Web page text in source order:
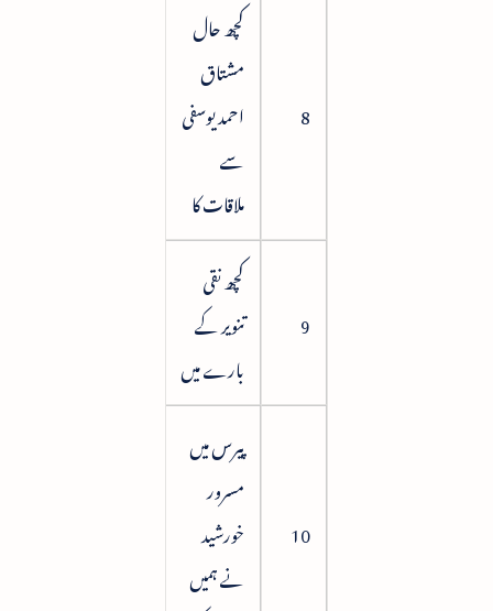
8
کچھ حال
مشتاق
احمد یوسفی
سے
ملاقات کا
9
کچھ نقی
تنویر کے
بارے میں
10
پیرس میں
مسرور
خورشید
نے ہمیں